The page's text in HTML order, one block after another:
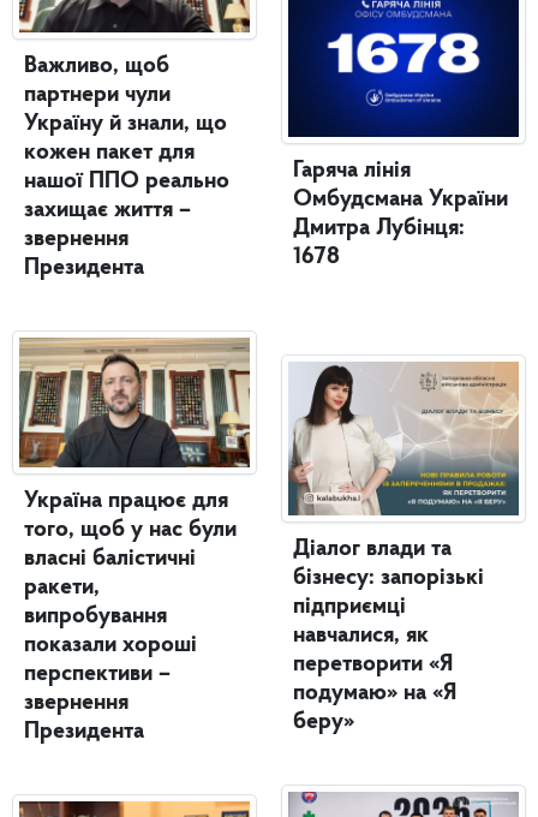
Важливо, щоб
партнери чули
Україну й знали, що
кожен пакет для
нашої ППО реально
захищає життя –
звернення
Президента
Україна працює для
того, щоб у нас були
власні балістичні
ракети,
випробування
показали хороші
перспективи –
звернення
Президента
Гаряча лінія
Омбудсмана України
Дмитра Лубінця:
1678
Діалог влади та
бізнесу: запорізькі
підприємці
навчалися, як
перетворити «Я
подумаю» на «Я
беру»